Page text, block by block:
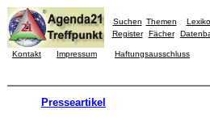
Suchen Themen
Register
Fächer
Kontakt Impressum Haftungsausschluss
Presseartikel